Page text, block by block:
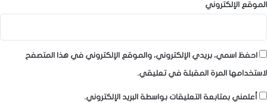
الموقع الإلكتروني
احفظ اسمي، بريدي الإلكتروني، والموقع الإلكتروني في هذا المتصفح
لاستخدامها المرة المقبلة في تعليقي.
أعلمني بمتابعة التعليقات بواسطة البريد الإلكتروني.